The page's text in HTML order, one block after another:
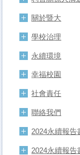
關於暨大
學校治理
永續環境
幸福校園
社會責任
聯絡我們
2024永續報告
2024永續報告